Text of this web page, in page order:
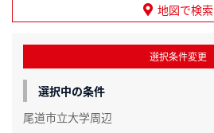
地図で検索
選択条件変更
選択中の条件
尾道市立大学周辺